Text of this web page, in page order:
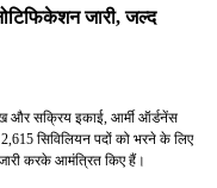
जारी, जल्द
और सक्रिय इकाई, आर्मी ऑर्डनेंस
सिविलियन पदों को भरने के लिए
करके आमंत्रित किए हैं।